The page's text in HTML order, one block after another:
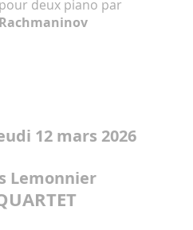
deux piano par
12 mars 2026
Lemonnier